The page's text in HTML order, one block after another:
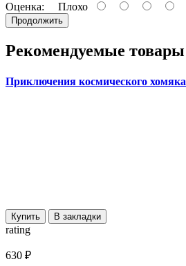
Оценка: Плохо
Продолжить
Рекомендуемые товары
Приключения космического хомяка
Купить В закладки
rating
630 ₽